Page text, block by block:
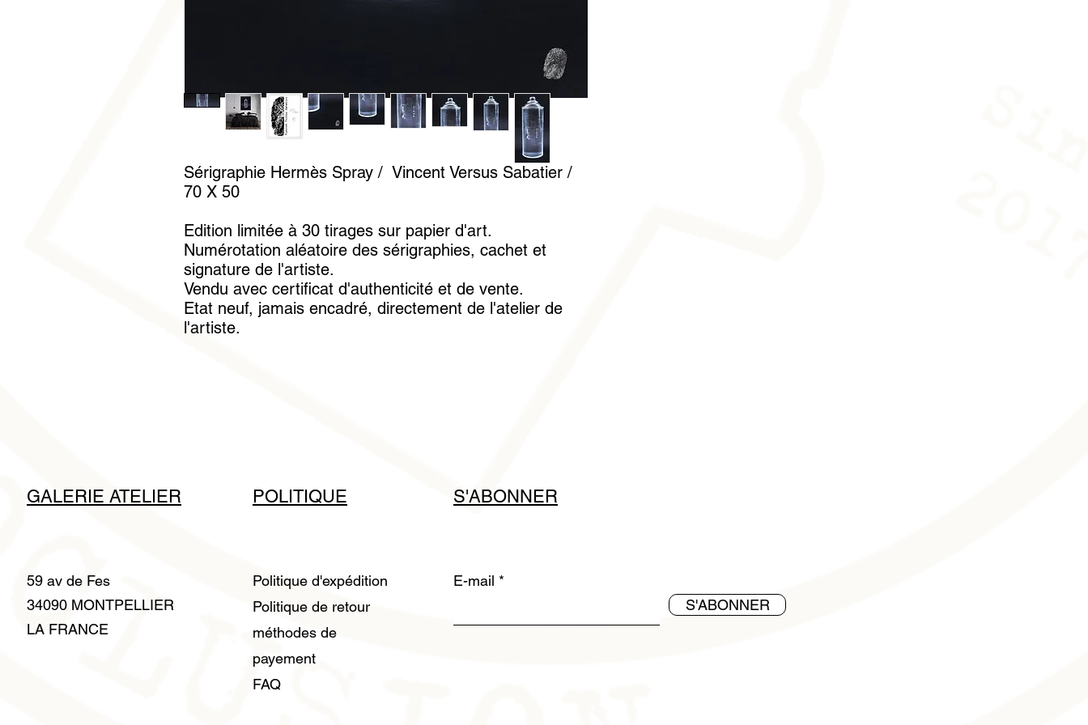
Sérigraphie Hermès Spray / Vincent Versus Sabatier /
70 X 50
Edition limitée à 30 tirages sur papier d'art.
Numérotation aléatoire des sérigraphies, cachet et
signature de l'artiste.
Vendu avec certificat d'authenticité et de vente.
Etat neuf, jamais encadré, directement de l'atelier de
l'artiste.
GALERIE ATELIER POLITIQUE S'ABONNER
59 av de Fes
34090 MONTPELLIER
LA FRANCE
Politique d'expédition
Politique de retour
méthodes de
payement
FAQ
E-mail
S'ABONNER